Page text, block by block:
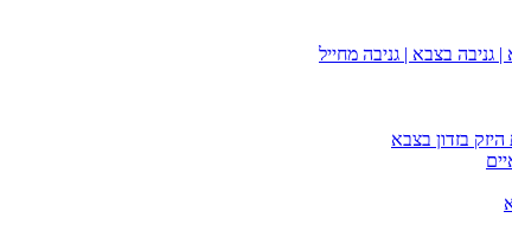
בצבא | גניבה מחייל
בזדון בצבא